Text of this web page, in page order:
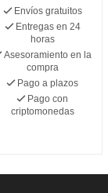
Envíos gratuitos
Entregas en 24
horas
Asesoramiento en la
compra
Pago a plazos
Pago con
criptomonedas